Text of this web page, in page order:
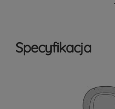
Specyfikacja